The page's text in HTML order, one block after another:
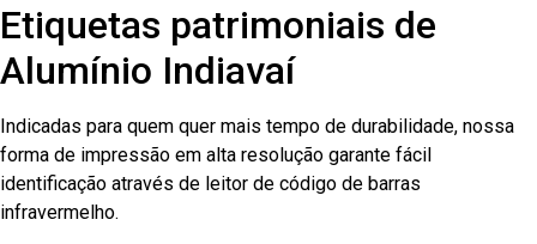
Etiquetas patrimoniais de
Alumínio Indiavaí
Indicadas para quem quer mais tempo de durabilidade, nossa
forma de impressão em alta resolução garante fácil
identificação através de leitor de código de barras
infravermelho.